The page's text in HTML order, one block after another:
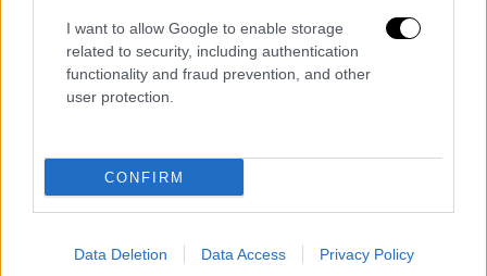
I want to allow Google to enable storage
related to security, including authentication
functionality and fraud prevention, and other
user protection.
CONFIRM
Data Deletion Data Access Privacy Policy